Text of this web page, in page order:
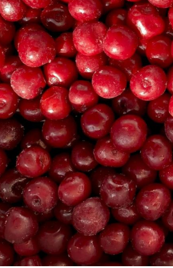
Северная рыба
Стейки и уха
Филе
Рыбные пельмени
Слабосоленая рыба
Панировка
Полуфабрикаты